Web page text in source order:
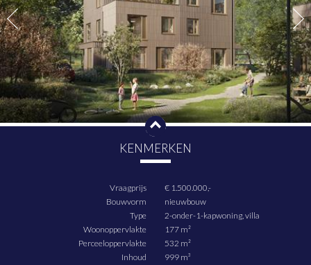
KENMERKEN
Vraagprijs
€ 1.500.000,-
Bouwvorm
nieuwbouw
Type
2-onder-1-kapwoning, villa
Woonoppervlakte
177 m²
Perceeloppervlakte
532 m²
Inhoud
999 m³